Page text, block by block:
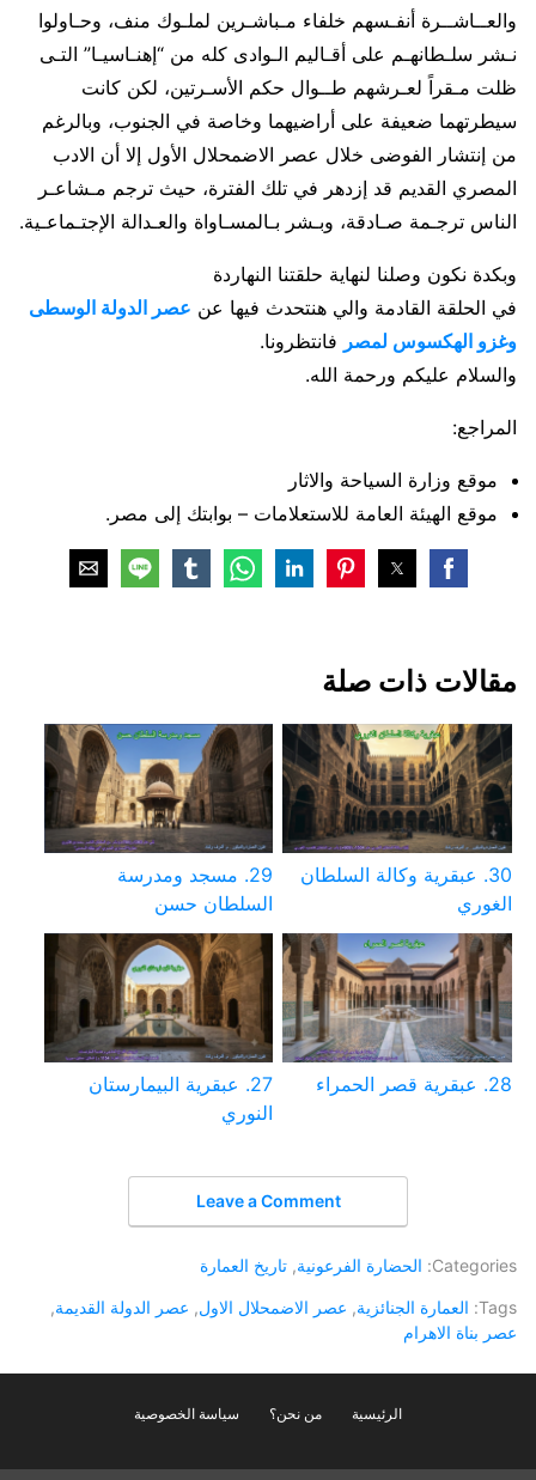
والعــاشــرة أنفـسهم خلفاء مـباشـرين لملـوك منف، وحـاولوا
نـشر سلـطانهـم على أقـاليم الـوادى كله من “إهنـاسيـا” التـى
ظلت مـقراً لعـرشهم طــوال حكم الأسـرتين، لكن كانت
سيطرتهما ضعيفة على أراضيهما وخاصة في الجنوب، وبالرغم
من إنتشار الفوضى خلال عصر الاضمحلال الأول إلا أن الادب
المصري القديم قد إزدهر في تلك الفترة، حيث ترجم مـشاعـر
الناس ترجـمة صـادقة، وبـشر بـالمسـاواة والعـدالة الإجتـماعـية.
وبكدة نكون وصلنا لنهاية حلقتنا النهاردة
في الحلقة القادمة والي هنتحدث فيها عن عصر الدولة الوسطى
وغزو الهكسوس لمصر فانتظرونا.
والسلام عليكم ورحمة الله.
المراجع:
موقع وزارة السياحة والاثار
موقع الهيئة العامة للاستعلامات – بوابتك إلى مصر.
مقالات ذات صلة
30. عبقرية وكالة السلطان
الغوري
29. مسجد ومدرسة
السلطان حسن
28. عبقرية قصر الحمراء
27. عبقرية البيمارستان
النوري
Leave a Comment
Categories: الحضارة الفرعونية, تاريخ العمارة
Tags: العمارة الجنائزية, عصر الاضمحلال الاول, عصر الدولة القديمة,
عصر بناة الاهرام
الرئيسية من نحن؟ سياسة الخصوصية